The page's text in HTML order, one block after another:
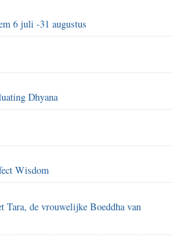
6 juli -31 augustus
Dhyana
Wisdom
Tara, de vrouwelijke Boeddha van